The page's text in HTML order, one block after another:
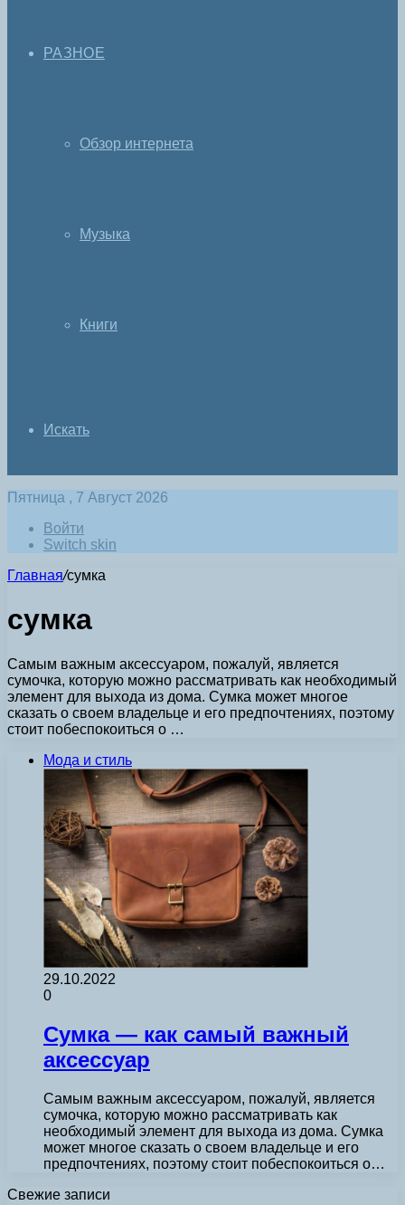
РАЗНОЕ
Обзор интернета
Музыка
Книги
Искать
Пятница , 7 Август 2026
Войти
Switch skin
Главная/сумка
сумка
Самым важным аксессуаром, пожалуй, является
сумочка, которую можно рассматривать как необходимый
элемент для выхода из дома. Сумка может многое
сказать о своем владельце и его предпочтениях, поэтому
стоит побеспокоиться о …
Мода и стиль
29.10.2022
0
Сумка — как самый важный
аксессуар
Самым важным аксессуаром, пожалуй, является
сумочка, которую можно рассматривать как
необходимый элемент для выхода из дома. Сумка
может многое сказать о своем владельце и его
предпочтениях, поэтому стоит побеспокоиться о…
Свежие записи